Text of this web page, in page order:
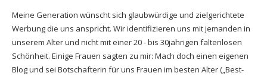
Meine Generation wünscht sich glaubwürdige und zielgerichtete
Werbung die uns anspricht. Wir identifizieren uns mit jemanden in
unserem Alter und nicht mit einer 20 - bis 30jährigen faltenlosen
Schönheit. Einige Frauen sagten zu mir: Mach doch einen eigenen
Blog und sei Botschafterin für uns Frauen im besten Alter („Best-